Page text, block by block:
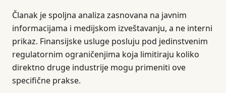
Članak je spoljna analiza zasnovana na javnim
informacijama i medijskom izveštavanju, a ne interni
prikaz. Finansijske usluge posluju pod jedinstvenim
regulatornim ograničenjima koja limitiraju koliko
direktno druge industrije mogu primeniti ove
specifične prakse.